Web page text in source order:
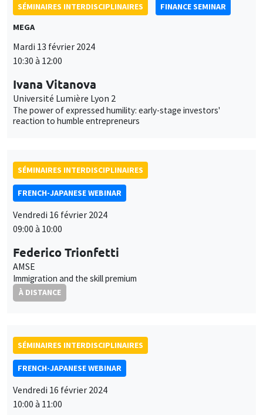
SÉMINAIRES INTERDISCIPLINAIRES
FINANCE SEMINAR
MEGA
Mardi 13 février 2024
10:30 à 12:00
Ivana Vitanova
Université Lumière Lyon 2
The power of expressed humility: early-stage investors'
reaction to humble entrepreneurs
SÉMINAIRES INTERDISCIPLINAIRES
FRENCH-JAPANESE WEBINAR
Vendredi 16 février 2024
09:00 à 10:00
Federico Trionfetti
AMSE
Immigration and the skill premium
À DISTANCE
SÉMINAIRES INTERDISCIPLINAIRES
FRENCH-JAPANESE WEBINAR
Vendredi 16 février 2024
10:00 à 11:00